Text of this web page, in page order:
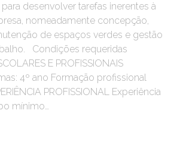
desenvolver tarefas inerentes à
nomeadamente concepção,
de espaços verdes e gestão
Condições requeridas
E PROFISSIONAIS
4º ano Formação profissional
PROFISSIONAL Experiência
mínimo…